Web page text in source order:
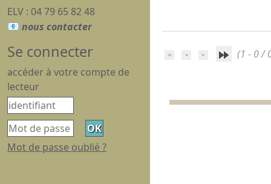
(1 - 0 /
ELV : 04 79 65 82 48
Se connecter
accéder à votre compte de
lecteur
Mot de passe oublié ?